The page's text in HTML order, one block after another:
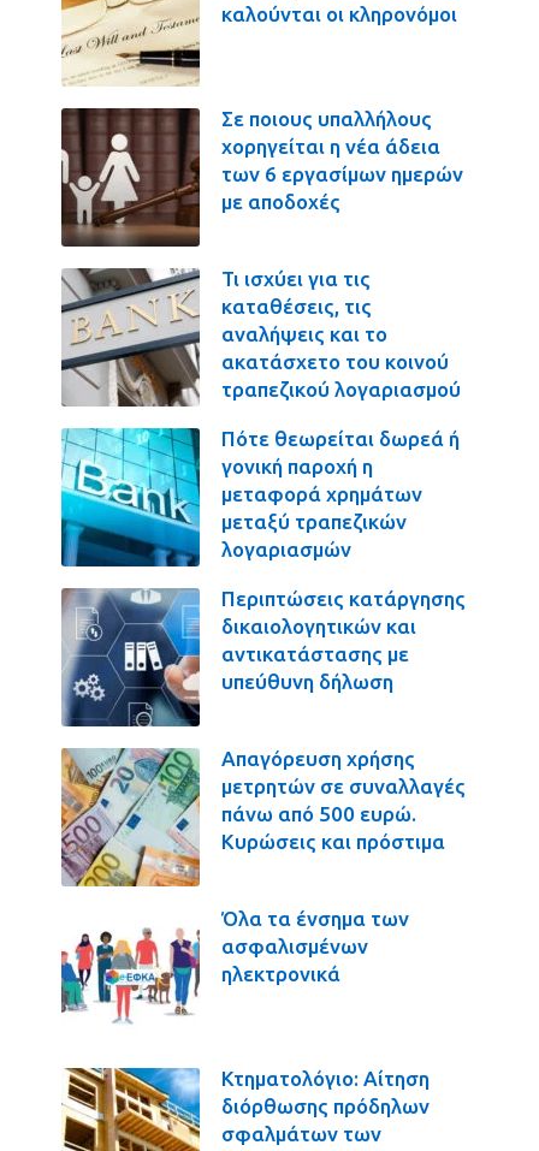
καλούνται οι κληρονόμοι
Σε ποιους υπαλλήλους
χορηγείται η νέα άδεια
των 6 εργασίμων ημερών
με αποδοχές
Τι ισχύει για τις
καταθέσεις, τις
αναλήψεις και το
ακατάσχετο του κοινού
τραπεζικού λογαριασμού
Πότε θεωρείται δωρεά ή
γονική παροχή η
μεταφορά χρημάτων
μεταξύ τραπεζικών
λογαριασμών
Περιπτώσεις κατάργησης
δικαιολογητικών και
αντικατάστασης με
υπεύθυνη δήλωση
Απαγόρευση χρήσης
μετρητών σε συναλλαγές
πάνω από 500 ευρώ.
Κυρώσεις και πρόστιμα
Όλα τα ένσημα των
ασφαλισμένων
ηλεκτρονικά
Κτηματολόγιο: Αίτηση
διόρθωσης πρόδηλων
σφαλμάτων των